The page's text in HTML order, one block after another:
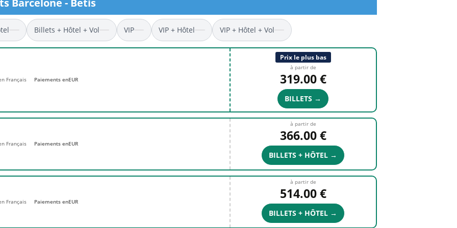
Billets Coupe d’Asie 2027
Billets Euro 2028
Billets Copa América
Billets + Hôtel + Vol VIP VIP + Hôtel VIP + Hôtel + Vol
Français Paiements enEUR
Prix le plus bas
à partir de
319.00 €
BILLETS →
Français Paiements enEUR
à partir de
366.00 €
BILLETS + HÔTEL →
Français Paiements enEUR
à partir de
514.00 €
BILLETS + HÔTEL →